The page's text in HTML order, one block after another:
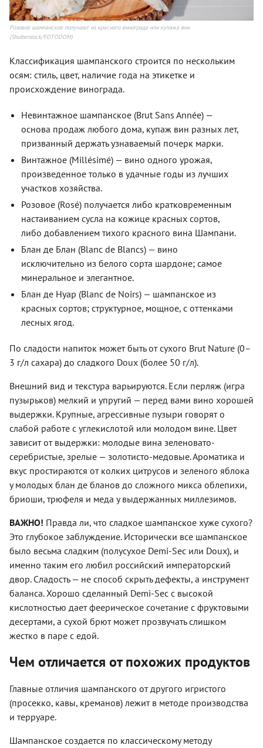
Розовое шампанское получают из красного винограда или купажа вин
(Shutterstock/FOTODOM)
Классификация шампанского строится по нескольким
осям: стиль, цвет, наличие года на этикетке и
происхождение винограда.
Невинтажное шампанское (Brut Sans Année) —
основа продаж любого дома, купаж вин разных лет,
призванный держать узнаваемый почерк марки.
Винтажное (Millésimé) — вино одного урожая,
произведенное только в удачные годы из лучших
участков хозяйства.
Розовое (Rosé) получается либо кратковременным
настаиванием сусла на кожице красных сортов,
либо добавлением тихого красного вина Шампани.
Блан де Блан (Blanc de Blancs) — вино
исключительно из белого сорта шардоне; самое
минеральное и элегантное.
Блан де Нуар (Blanc de Noirs) — шампанское из
красных сортов; структурное, мощное, с оттенками
лесных ягод.
По сладости напиток может быть от сухого Brut Nature (0–
3 г/л сахара) до сладкого Doux (более 50 г/л).
Внешний вид и текстура варьируются. Если перляж (игра
пузырьков) мелкий и упругий — перед вами вино хорошей
выдержки. Крупные, агрессивные пузыри говорят о
слабой работе с углекислотой или молодом вине. Цвет
зависит от выдержки: молодые вина зеленовато-
серебристые, зрелые — золотисто-медовые. Ароматика и
вкус простираются от колких цитрусов и зеленого яблока
у молодых блан де бланов до сложного микса облепихи,
бриоши, трюфеля и меда у выдержанных миллезимов.
ВАЖНО! Правда ли, что сладкое шампанское хуже сухого?
Это глубокое заблуждение. Исторически все шампанское
было весьма сладким (полусухое Demi-Sec или Doux), и
именно таким его любил российский императорский
двор. Сладость — не способ скрыть дефекты, а инструмент
баланса. Хорошо сделанный Demi-Sec с высокой
кислотностью дает феерическое сочетание с фруктовыми
десертами, а сухой брют может прозвучать слишком
жестко в паре с едой.
Чем отличается от похожих продуктов
Главные отличия шампанского от другого игристого
(просекко, кавы, креманов) лежит в методе производства
и терруаре.
Шампанское создается по классическому методу